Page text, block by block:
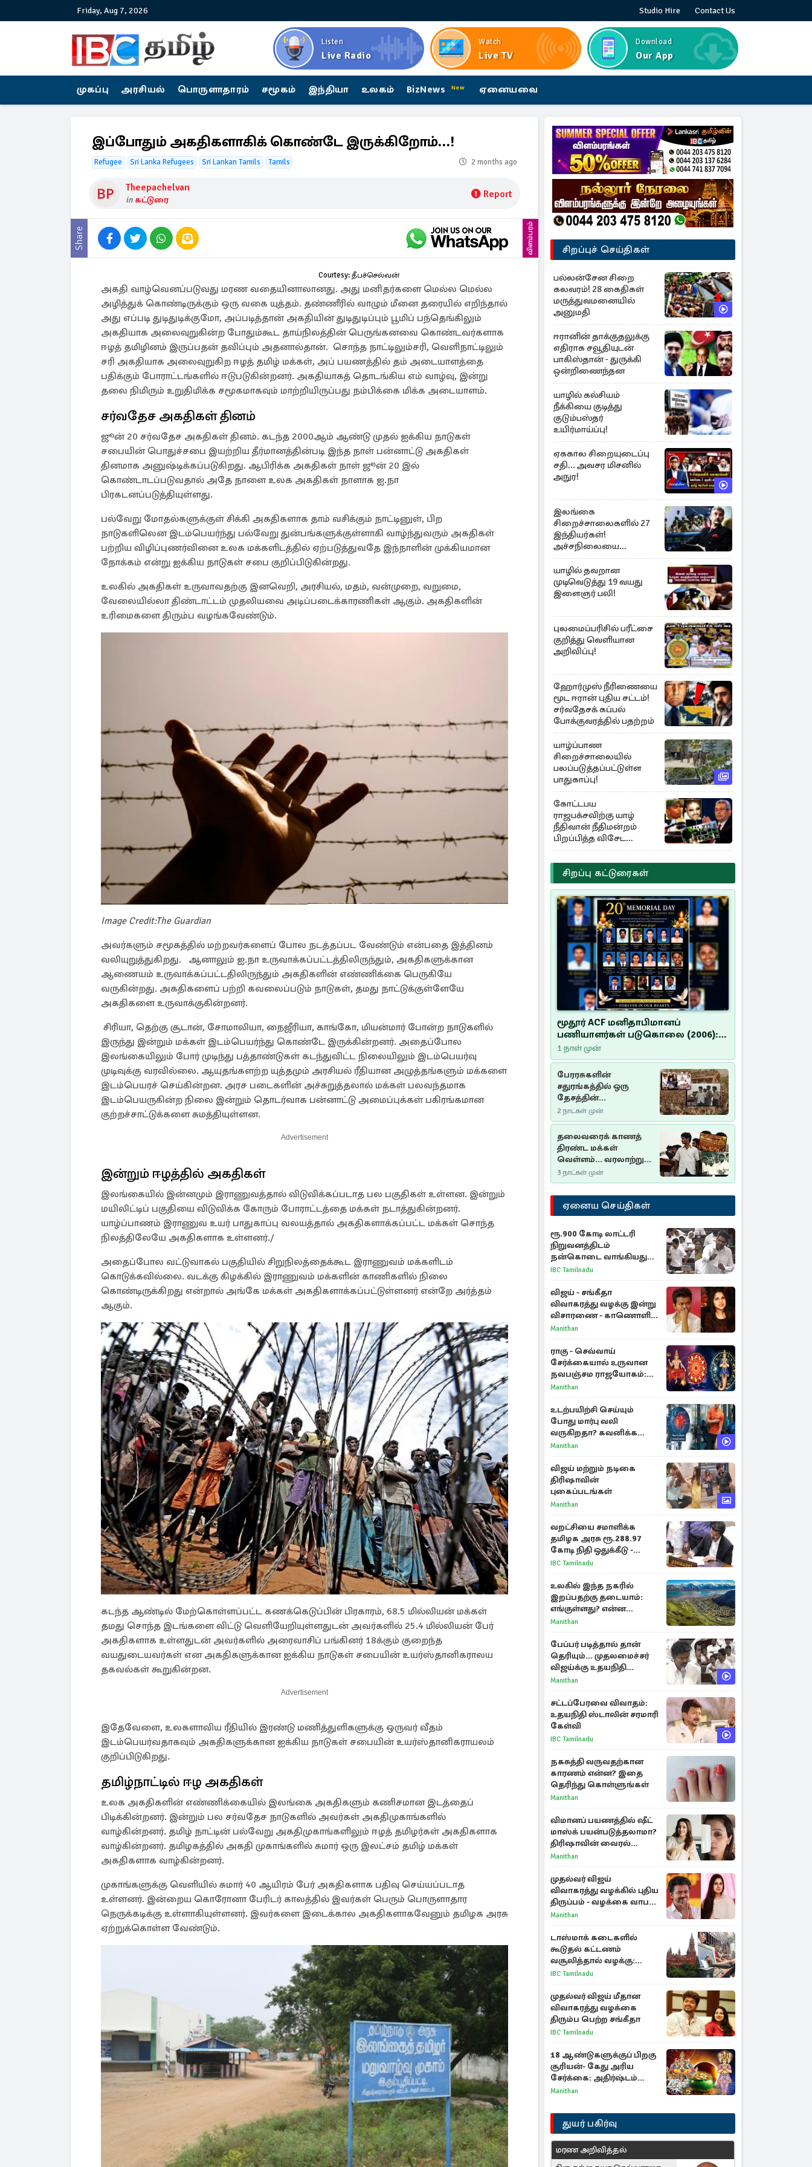
Friday, Aug 7, 2026 Studio Hire Contact Us
Listen
Live Radio
Watch
Live TV
Download
Our App
முகப்பு அரசியல் பொருளாதாரம் சமூகம் இந்தியா உலகம் BizNews New ஏனையவை
இப்போதும் அகதிகளாகிக் கொண்டே இருக்கிறோம்…!
Refugee Sri Lanka Refugees Sri Lankan Tamils Tamils 2 months ago
Theepachelvan
in கட்டுரை Report
Share விளம்பரம்
Courtesy: தீபச்செல்வன்
அகதி வாழ்வெனப்படுவது மரண வதையினாலானது. அது மனிதர்களை மெல்ல மெல்ல
அழித்துக் கொண்டிருக்கும் ஒரு வகை யுத்தம். தண்ணீரில் வாழும் மீனை தரையில் எறிந்தால்
அது எப்படி துடிதுடிக்குமோ, அப்படித்தான் அகதியின் துடிதுடிப்பும் பூமிப் பந்தெங்கிலும்
அகதியாக அலைவுறுகின்ற போதும்கூட தாய்நிலத்தின் பெருங்கனவை கொண்டவர்களாக
ஈழத் தமிழினம் இருப்பதன் தவிப்பும் அதனால்தான். சொந்த நாட்டிலும்சரி, வெளிநாட்டிலும்
சரி அகதியாக அலைவுறுகிற ஈழத் தமிழ் மக்கள், அப் பயணத்தில் தம் அடையாளத்தை
பதிக்கும் போராட்டங்களில் ஈடுபடுகின்றனர். அகதியாகத் தொடங்கிய எம் வாழ்வு, இன்று
தலை நிமிரும் உறுதிமிக்க சமூகமாகவும் மாற்றியிருப்பது நம்பிக்கை மிக்க அடையாளம்.
சர்வதேச அகதிகள் தினம்
ஜூன் 20 சர்வதேச அகதிகள் தினம். கடந்த 2000ஆம் ஆண்டு முதல் ஐக்கிய நாடுகள்
சபையின் பொதுச்சபை இயற்றிய தீர்மானத்தின்படி இந்த நாள் பன்னாட்டு அகதிகள்
தினமாக அனுஷ்டிக்கப்படுகிறது. ஆபிரிக்க அகதிகள் நாள் ஜூன் 20 இல்
கொண்டாடப்படுவதால் அதே நாளை உலக அகதிகள் நாளாக ஐ.நா
பிரகடனப்படுத்தியுள்ளது.
பல்வேறு மோதல்களுக்குள் சிக்கி அகதிகளாக தாம் வசிக்கும் நாட்டினுள், பிற
நாடுகளிலென இடம்பெயர்ந்து பல்வேறு துன்பங்களுக்குள்ளாகி வாழ்ந்துவரும் அகதிகள்
பற்றிய விழிப்புணர்வினை உலக மக்களிடத்தில் ஏற்படுத்துவதே இந்நாளின் முக்கியமான
நோக்கம் என்று ஐக்கிய நாடுகள் சபை குறிப்பிடுகின்றது.
உலகில் அகதிகள் உருவாவதற்கு இனவெறி, அரசியல், மதம், வன்முறை, வறுமை,
வேலையில்லா திண்டாட்டம் முதலியவை அடிப்படைக்காரணிகள் ஆகும். அகதிகளின்
உரிமைகளை திரும்ப வழங்கவேண்டும்.
Image Credit:The Guardian
அவர்களும் சமூகத்தில் மற்றவர்களைப் போல நடத்தப்பட வேண்டும் என்பதை இத்தினம்
வலியுறுத்துகிறது. ஆனாலும் ஐ.நா உருவாக்கப்பட்டத்திலிருந்தும், அகதிகளுக்கான
ஆணையம் உருவாக்கப்பட்டதிலிருந்தும் அகதிகளின் எண்ணிக்கை பெருகியே
வருகின்றது. அகதிகளைப் பற்றி கவலைப்படும் நாடுகள், தமது நாட்டுக்குள்ளேயே
அகதிகளை உருவாக்குகின்றனர்.
சிரியா, தெற்கு சூடான், சோமாலியா, நைஜீரியா, காங்கோ, மியன்மார் போன்ற நாடுகளில்
இருந்து இன்றும் மக்கள் இடம்பெயர்ந்து கொண்டே இருக்கின்றனர். அதைப்போல
இலங்கையிலும் போர் முடிந்து பத்தாண்டுகள் கடந்துவிட்ட நிலையிலும் இடம்பெயர்வு
முடிவுக்கு வரவில்லை. ஆயுதங்களற்ற யுத்தமும் அரசியல் ரீதியான அழுத்தங்களும் மக்களை
இடம்பெயரச் செய்கின்றன. அரச படைகளின் அச்சுறுத்தலால் மக்கள் பலவந்தமாக
இடம்பெயருகின்ற நிலை இன்றும் தொடர்வாக பன்னாட்டு அமைப்புக்கள் பகிரங்கமான
குற்றச்சாட்டுக்களை சுமத்தியுள்ளன.
Advertisement
இன்றும் ஈழத்தில் அகதிகள்
இலங்கையில் இன்னமும் இராணுவத்தால் விடுவிக்கப்படாத பல பகுதிகள் உள்ளன. இன்றும்
மயிலிட்டிப் பகுதியை விடுவிக்க கோரும் போராட்டத்தை மக்கள் நடாத்துகின்றனர்.
யாழ்ப்பாணம் இராணுவ உயர் பாதுகாப்பு வலயத்தால் அகதிகளாக்கப்பட்ட மக்கள் சொந்த
நிலத்திலேயே அகதிகளாக உள்ளனர்./
அதைப்போல வட்டுவாகல் பகுதியில் சிறுநிலத்தைக்கூட இராணுவம் மக்களிடம்
கொடுக்கவில்லை. வடக்கு கிழக்கில் இராணுவம் மக்களின் காணிகளில் நிலை
கொண்டிருக்கிறது என்றால் அங்கே மக்கள் அகதிகளாக்கப்பட்டுள்ளனர் என்றே அர்த்தம்
ஆகும்.
கடந்த ஆண்டில் மேற்கொள்ளப்பட்ட கணக்கெடுப்பின் பிரகாரம், 68.5 மில்லியன் மக்கள்
தமது சொந்த இடங்களை விட்டு வெளியேறியுள்ளதுடன் அவர்களில் 25.4 மில்லியன் பேர்
அகதிகளாக உள்ளதுடன் அவர்களில் அரைவாசிப் பங்கினர் 18க்கும் குறைந்த
வயதுடையவர்கள் என அகதிகளுக்கான ஐக்கிய நாடுகள் சபையின் உயர்ஸ்தானிகராலய
தகவல்கள் கூறுகின்றன.
Advertisement
இதேவேளை, உலகளாவிய ரீதியில் இரண்டு மணித்துளிகளுக்கு ஒருவர் வீதம்
இடம்பெயர்வதாகவும் அகதிகளுக்கான ஐக்கிய நாடுகள் சபையின் உயர்ஸ்தானிகராயலம்
குறிப்பிடுகிறது.
தமிழ்நாட்டில் ஈழ அகதிகள்
உலக அகதிகளின் எண்ணிக்கையில் இலங்கை அகதிகளும் கணிசமான இடத்தைப்
பிடிக்கின்றனர். இன்றும் பல சர்வதேச நாடுகளில் அவர்கள் அகதிமுகாங்களில்
வாழ்கின்றனர். தமிழ் நாட்டின் பல்வேறு அகதிமுகாங்களிலும் ஈழத் தமிழர்கள் அகதிகளாக
வாழ்கின்றனர். தமிழகத்தில் அகதி முகாங்களில் சுமார் ஒரு இலட்சம் தமிழ் மக்கள்
அகதிகளாக வாழ்கின்றனர்.
முகாங்களுக்கு வெளியில் சுமார் 40 ஆயிரம் பேர் அகதிகளாக பதிவு செய்யப்படாத
உள்ளனர். இன்றைய கொரோனா பேரிடர் காலத்தில் இவர்கள் பெரும் பொருளாதார
நெருக்கடிக்கு உள்ளாகியுள்ளனர். இவர்களை இடைக்கால அகதிகளாகவேனும் தமிழக அரசு
ஏற்றுக்கொள்ள வேண்டும்.
சிறப்புச் செய்திகள்
பல்லன்சேன சிறை
கலவரம்! 28 கைதிகள்
மருத்துவமனையில்
அனுமதி
ஈரானின் தாக்குதலுக்கு
எதிராக சவூதியுடன்
பாகிஸ்தான் - துருக்கி
ஒன்றிணைந்தன
யாழில் கல்சியம்
நீக்கியை குடித்து
குடும்பஸ்தர்
உயிர்மாய்ப்பு!
ஏககால சிறையுடைப்பு
சதி... அவசர மிசனில்
அநுர!
இலங்கை
சிறைச்சாலைகளில் 27
இந்தியர்கள்!
அச்சநிலையை
மையப்படுத்தி
ஜெயசங்கர் அறிக்கை
யாழில் தவறான
முடிவெடுத்து 19 வயது
இளைஞர் பலி!
புலமைப்பரிசில் பரீட்சை
குறித்து வெளியான
அறிவிப்பு!
ஹோர்முஸ் நீரிணையை
மூட ஈரான் புதிய சட்டம்!
சர்வதேசக் கப்பல்
போக்குவரத்தில் பதற்றம்
யாழ்ப்பாண
சிறைச்சாலையில்
பலப்படுத்தப்பட்டுள்ள
பாதுகாப்பு!
கோட்டபய
ராஜபக்சவிற்கு யாழ்
நீதிவான் நீதிமன்றம்
பிறப்பித்த விசேட
உத்தரவு!
சிறப்பு கட்டுரைகள்
மூதூர் ACF மனிதாபிமானப்
பணியாளர்கள் படுகொலை (2006):
20 ஆண்டுகளாகியும் நீதி
மறுக்கப்பட்ட மனிதாபிமானப்
பேரவலம்
1 நாள் முன்
பேரரசுகளின்
சதுரங்கத்தில் ஒரு
தேசத்தின்
தீர்க்கதரிசனம் :
சுதுமலை பிரகடனம்
ஒரு வரலாற்றுப் பாடம்
2 நாட்கள் முன்
தலைவரைக் காணத்
திரண்ட மக்கள்
வெள்ளம்... வரலாற்றுச்
சிறப்புமிக்க சுதுமலைப்
பிரகடனம்…
3 நாட்கள் முன்
ஏனைய செய்திகள்
ரூ.900 கோடி லாட்டரி
நிறுவனத்திடம்
நன்கொடை வாங்கியது
ஏன்? உதயநிதி - ஆதவ்
IBC Tamilnadu
விஜய் - சங்கீதா
விவாகரத்து வழக்கு இன்று
விசாரணை - காணொளி
மூலம் ஆஜராக வாய்ப்பு
Manithan
ராகு - செவ்வாய்
சேர்க்கையால் உருவான
நவபஞ்சம ராஜயோகம்:
அதிர்ஷ்டம் பெறும் 3
Manithan
உடற்பயிற்சி செய்யும்
போது மார்பு வலி
வருகிறதா? கவனிக்க
வேண்டிய எச்சரிக்கை
Manithan
விஜய் மற்றும் நடிகை
திரிஷாவின்
புகைப்படங்கள்
Manithan
வறட்சியை சமாளிக்க
தமிழக அரசு ரூ.288.97
கோடி நிதி ஒதுக்கீடு -
வெளியான அரசாணை
IBC Tamilnadu
உலகில் இந்த நகரில்
இறப்பதற்கு தடையாம்:
எங்குள்ளது? என்ன
காரணம் தெரியுமா?
Manithan
பேப்பர் படித்தால் தான்
தெரியும்... முதலமைச்சர்
விஜய்க்கு உதயநிதி
ஸ்டாலின் பதிலடி
Manithan
சட்டப்பேரவை விவாதம்:
உதயநிதி ஸ்டாலின் சரமாரி
கேள்வி
IBC Tamilnadu
நகசுத்தி வருவதற்கான
காரணம் என்ன? இதை
தெரிந்து கொள்ளுங்கள்
Manithan
விமானப் பயணத்தில் ஷீட்
மாஸ்க் பயன்படுத்தலாமா?
திரிஷாவின் வைரல்
செல்ஃபிக்கு மருத்துவர்
Manithan
முதல்வர் விஜய்
விவாகரத்து வழக்கில் புதிய
திருப்பம் - வழக்கை வாபஸ்
பெற்ற சங்கீதா!
Manithan
டாஸ்மாக் கடைகளில்
கூடுதல் கட்டணம்
வசூலித்தால் வழக்கு:
சென்னை உயர்நீதிமன்றம்
IBC Tamilnadu
முதல்வர் விஜய் மீதான
விவாகரத்து வழக்கை
திரும்ப பெற்ற சங்கீதா
IBC Tamilnadu
18 ஆண்டுகளுக்குப் பிறகு
சூரியன்- கேது அரிய
சேர்க்கை: அதிர்ஷ்டம்
பெறும் 3 ராசிகள்!
Manithan
துயர் பகிர்வு
மரண அறிவித்தல்